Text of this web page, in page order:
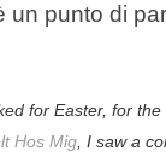
un punto di
for Easter, for the
Hos Mig, I saw a